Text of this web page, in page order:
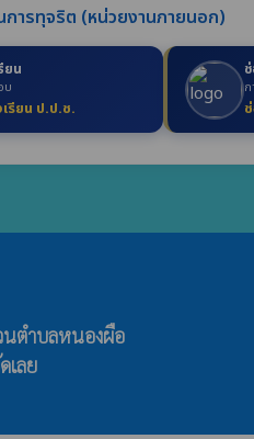
การทุจริต (หน่วยงานภายนอก)
ยน
บ
รียน ป.ป.ช.
นตำบลหนองผือ
เลย